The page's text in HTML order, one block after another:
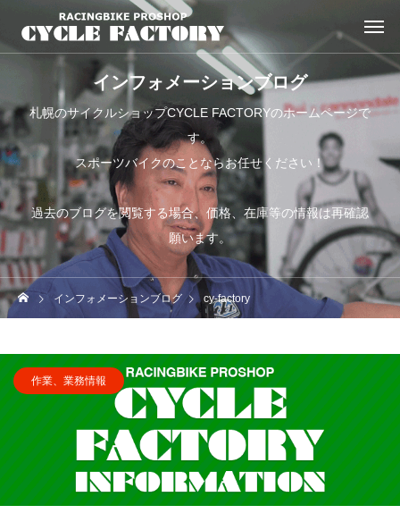
インフォメーションブログ
札幌のサイクルショップCYCLE FACTORYのホームページで
す。
スポーツバイクのことならお任せください！
過去のブログを閲覧する場合、価格、在庫等の情報は再確認
願います。
インフォメーションブログ cy-factory
作業、業務情報